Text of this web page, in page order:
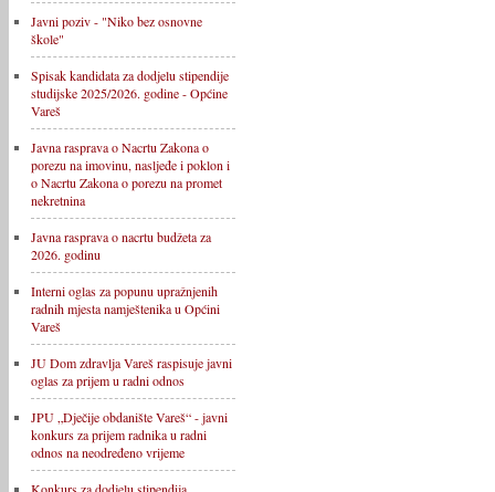
Javni poziv - "Niko bez osnovne
škole"
Spisak kandidata za dodjelu stipendije
studijske 2025/2026. godine - Općine
Vareš
Javna rasprava o Nacrtu Zakona o
porezu na imovinu, nasljeđe i poklon i
o Nacrtu Zakona o porezu na promet
nekretnina
Javna rasprava o nacrtu budžeta za
2026. godinu
Interni oglas za popunu upražnjenih
radnih mjesta namještenika u Općini
Vareš
JU Dom zdravlja Vareš raspisuje javni
oglas za prijem u radni odnos
JPU „Dječije obdanište Vareš“ - javni
konkurs za prijem radnika u radni
odnos na neodređeno vrijeme